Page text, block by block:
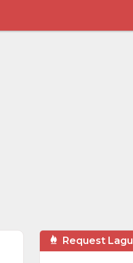
Request Lagu